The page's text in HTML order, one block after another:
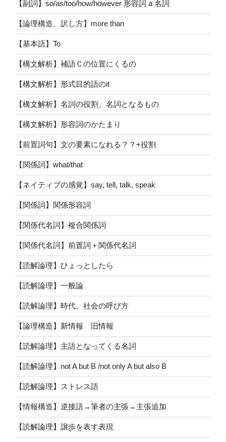
【副詞】so/as/too/how/however 形容詞 a 名詞
【論理構造、訳し方】more than
【基本語】To
【構文解析】補語Ｃの位置にくるの
【構文解析】形式目的語のit
【構文解析】名詞の役割、名詞となるもの
【構文解析】形容詞のかたまり
【前置詞句】文の要素になれる？？+役割
【関係詞】what/that
【ネイティブの感覚】say, tell, talk, speak
【関係詞】関係形容詞
【関係代名詞】複合関係詞
【関係代名詞】前置詞＋関係代名詞
【読解論理】ひょっとしたら
【読解論理】一般論
【読解論理】時代、社会の呼び方
【論理構造】新情報 旧情報
【読解論理】主語となってくる名詞
【読解論理】not A but B /not only A but also B
【読解論理】ストレス語
【情報構造】逆接語→筆者の主張→主張追加
【読解論理】譲歩を表す表現